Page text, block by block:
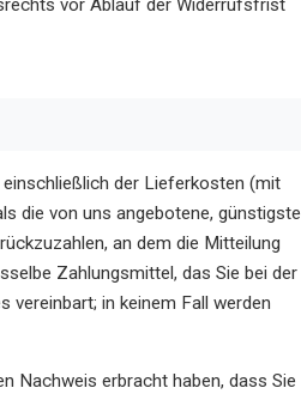
vor Ablauf der Widerrufsfrist
einschließlich der Lieferkosten (mit
die von uns angebotene, günstigste
an dem die Mitteilung
Zahlungsmittel, das Sie bei der
vereinbart; in keinem Fall werden
Nachweis erbracht haben, dass Sie